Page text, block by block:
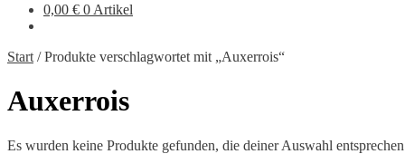
0,00 € 0 Artikel
Start /Produkte verschlagwortet mit „Auxerrois“
Auxerrois
Es wurden keine Produkte gefunden, die deiner Auswahl